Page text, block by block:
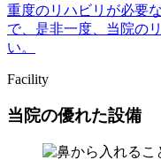
重度のリハビリが必要
で、是非一度、当院の
い。
Facility
当院の優れた設備